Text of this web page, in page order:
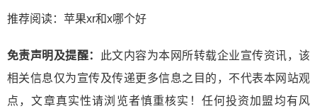
推荐阅读： 苹果xr和x哪个好
免责声明及提醒：
此文内容为本网所转载企业宣传资讯，该
相关信息仅为宣传及传递更多信息之目的，不代表本网站观
点，文章真实性请浏览者慎重核实！任何投资加盟均有风